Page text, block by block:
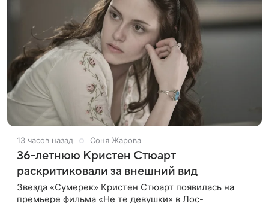
13 часов назад Соня Жарова
36-летнюю Кристен Стюарт
раскритиковали за внешний вид
Звезда «Сумерек» Кристен Стюарт появилась на
премьере фильма «Не те девушки» в Лос-